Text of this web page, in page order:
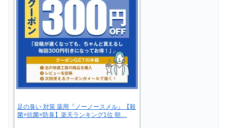
足の臭い 対策 薬用『ノーノースメル』【殺
菌×抗菌×防臭】楽天ランキング1位 朝…